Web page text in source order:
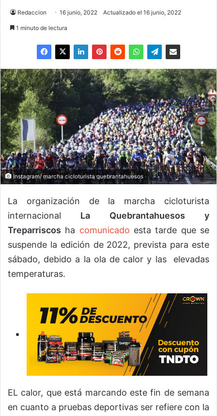
Redaccion 16 junio, 2022 Actualizado el 16 junio, 2022
1 minuto de lectura
Instagram/ marcha cicloturista quebrantahuesos
La organización de la marcha cicloturista
internacional La Quebrantahuesos y
Treparriscos ha comunicado esta tarde que se
suspende la edición de 2022, prevista para este
sábado, debido a la ola de calor y las elevadas
temperaturas.
EL calor, que está marcando este fin de semana
en cuanto a pruebas deportivas ser refiere con la